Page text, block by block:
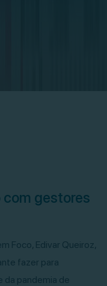
gestores
Foco, Edivar Queiroz,
fazer para
da pandemia de